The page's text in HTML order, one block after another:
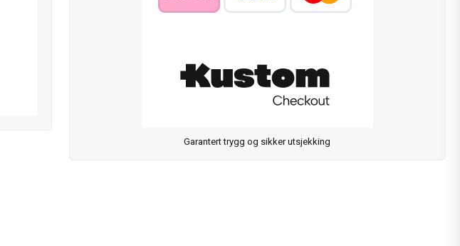
Garantert trygg og sikker utsjekking